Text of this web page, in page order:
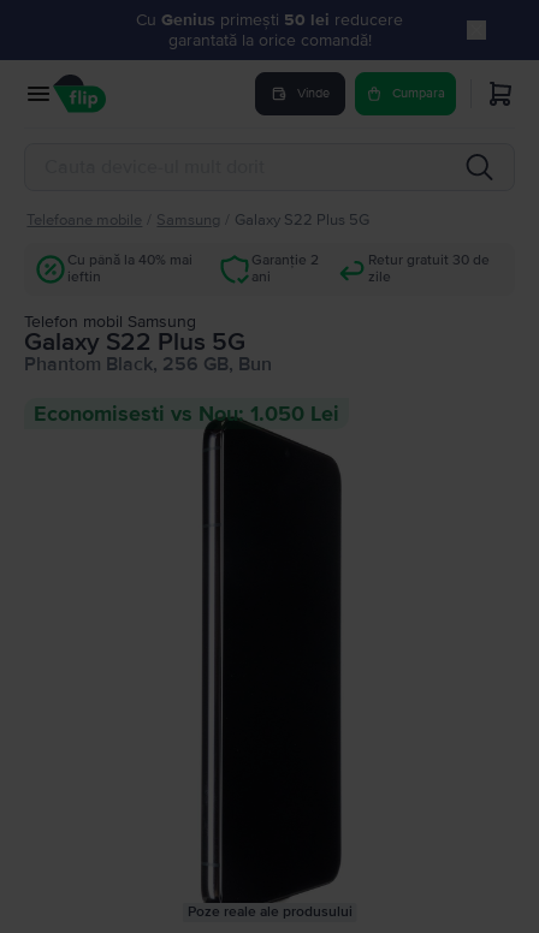
Cu Genius primești 50 lei reducere
garantată la orice comandă!
Vinde Cumpara
Telefoane mobile Samsung Galaxy S22 Plus 5G
Cu până la 40% mai
ieftin
Garanție 2
ani
Retur gratuit 30 de
zile
Telefon mobil Samsung
Galaxy S22 Plus 5G
Phantom Black, 256 GB, Bun
Economisesti vs Nou: 1.050 Lei
Poze reale ale produsului